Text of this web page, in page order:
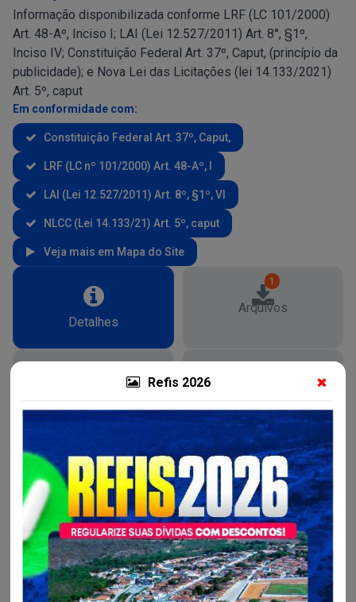
Refis 2026
Informação disponibilizada conforme LRF (LC 101/2000)
Art. 48-Aº, Inciso I; LAI (Lei 12.527/2011) Art. 8°, §1º,
Inciso IV; Constituição Federal Art. 37º, Caput, (princípio da
publicidade); e Nova Lei das Licitações (lei 14.133/2021)
Art. 5º, caput
Em conformidade com:
Constituição Federal Art. 37º, Caput,
LRF (LC nº 101/2000) Art. 48-Aº, I
LAI (Lei 12.527/2011) Art. 8º, §1º, VI
NLCC (Lei 14.133/21) Art. 5º, caput
Veja mais em Mapa do Site
Detalhes
1
Arquivos
Detalhes da Licitação
Situação:
Aberta
Modalidade:
Pregão Eletrônico para Registro de Preços
Objeto: